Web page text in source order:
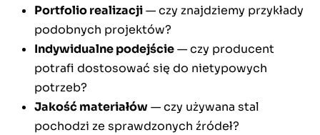
Portfolio realizacji— czy znajdziemy przykłady
podobnych projektów?
Indywidualne podejście— czy producent
potrafi dostosować się do nietypowych
potrzeb?
Jakość materiałów— czy używana stal
pochodzi ze sprawdzonych źródeł?